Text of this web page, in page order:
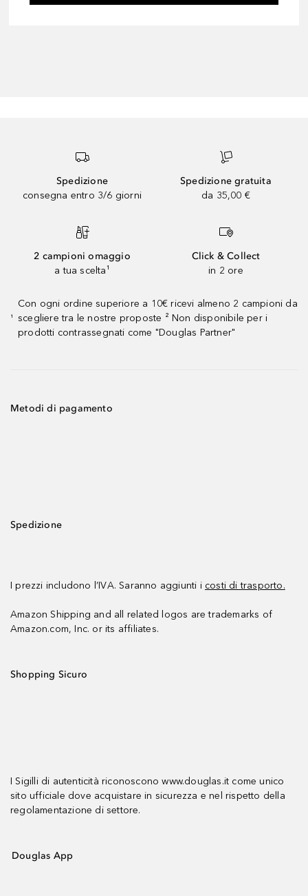
Spedizione
consegna entro 3/6 giorni
Spedizione gratuita
da 35,00 €
2 campioni omaggio
a tua scelta¹
Click & Collect
in 2 ore
¹
Con ogni ordine superiore a 10€ ricevi almeno 2 campioni da
scegliere tra le nostre proposte ² Non disponibile per i
prodotti contrassegnati come "Douglas Partner"
Metodi di pagamento
Spedizione
I prezzi includono l’IVA. Saranno aggiunti i costi di trasporto.
Amazon Shipping and all related logos are trademarks of
Amazon.com, Inc. or its affiliates.
Shopping Sicuro
I Sigilli di autenticità riconoscono www.douglas.it come unico
sito ufficiale dove acquistare in sicurezza e nel rispetto della
regolamentazione di settore.
Douglas App